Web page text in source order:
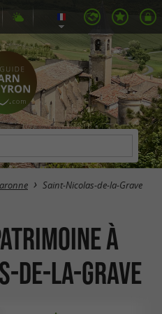
Saint-Nicolas-de-la-Grave
à
de-la-Grave